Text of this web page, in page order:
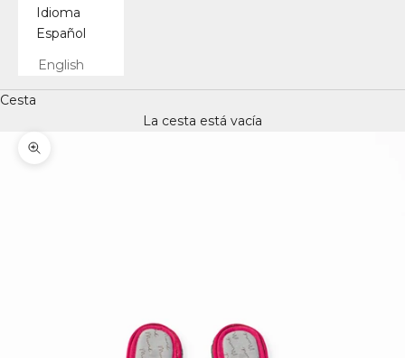
Idioma
Español
English
Cesta
La cesta está vacía
Zoom